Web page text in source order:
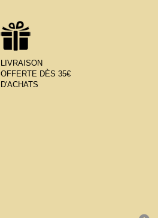
LIVRAISON
OFFERTE DÈS 35€
D'ACHATS